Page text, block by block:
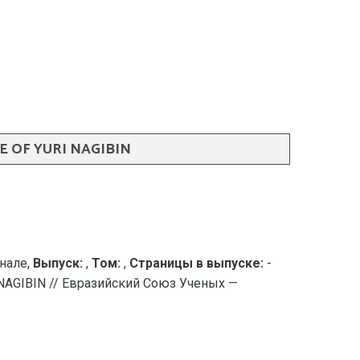
OF YURI NAGIBIN
Выпуск: , Том: , Страницы в выпуске: -
NAGIBIN // Евразийский Союз Ученых —